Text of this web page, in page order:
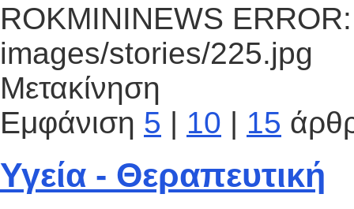
ROKMININEWS
images/stories/225.jpg
Μετακίνηση
Εμφάνιση 5 | 10 | 15
Υγεία - Θεραπευτική